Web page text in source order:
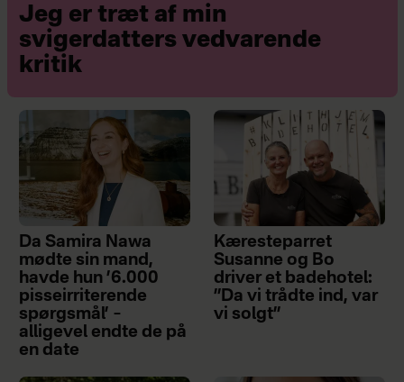
Jeg er træt af min
svigerdatters vedvarende
kritik
Da Samira Nawa
mødte sin mand,
havde hun ’6.000
pisseirriterende
spørgsmål’ –
alligevel endte de på
en date
Kæresteparret
Susanne og Bo
driver et badehotel:
”Da vi trådte ind, var
vi solgt”